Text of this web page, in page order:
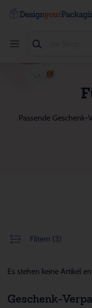
Passende
Filtern (3)
Es stehen keine Artikel
Geschenk-